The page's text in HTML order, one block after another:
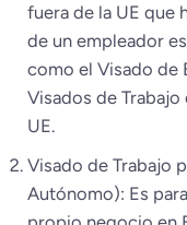
fuera de la UE que
de un empleador
como el Visado de
Visados de
UE.
Visado de Trabajo
Autónomo): Es